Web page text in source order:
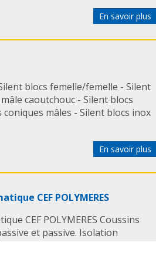
En savoir plus
blocs femelle/femelle - Silent
caoutchouc - Silent blocs
mâles - Silent blocs inox
En savoir plus
CEF POLYMERES
CEF POLYMERES Coussins
et passive. Isolation